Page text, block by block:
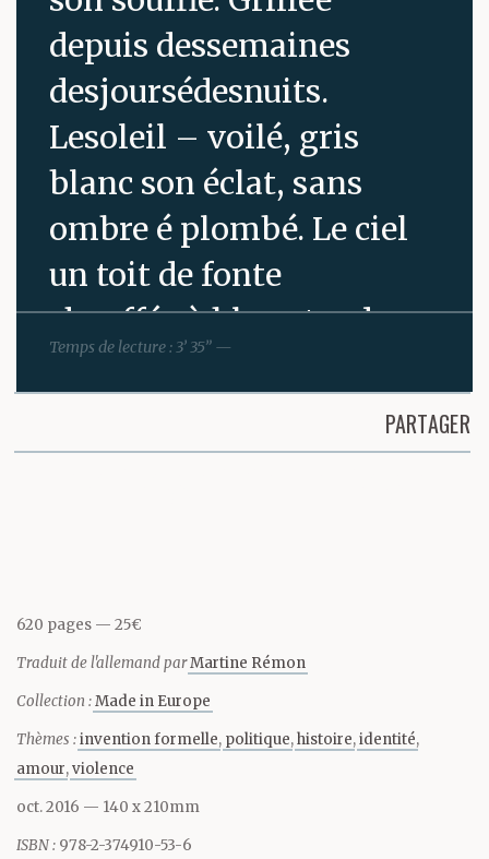
depuis dessemaines
desjoursédesnuits.
Lesoleil – voilé, gris
blanc son éclat, sans
ombre é plombé. Le ciel
un toit de fonte
chauffée à blanc tendu
sur Laville, sous lequel
de lourdes émanations
fermentées pèsent dans
moufettes de produits
désinfectants,
bonbonsuaves &
prononcées, découpent
en été chimiquement
Temps de lecture : 3’ 35” —
PARTAGER
620 pages 25€
Traduit de l'allemand parMartine Rémon
Collection :Made in Europe
Thèmes :invention formelle politique histoire identité
amour violence
oct. 2016 — 140 x 210mm
ISBN : 978-2-374910-53-6